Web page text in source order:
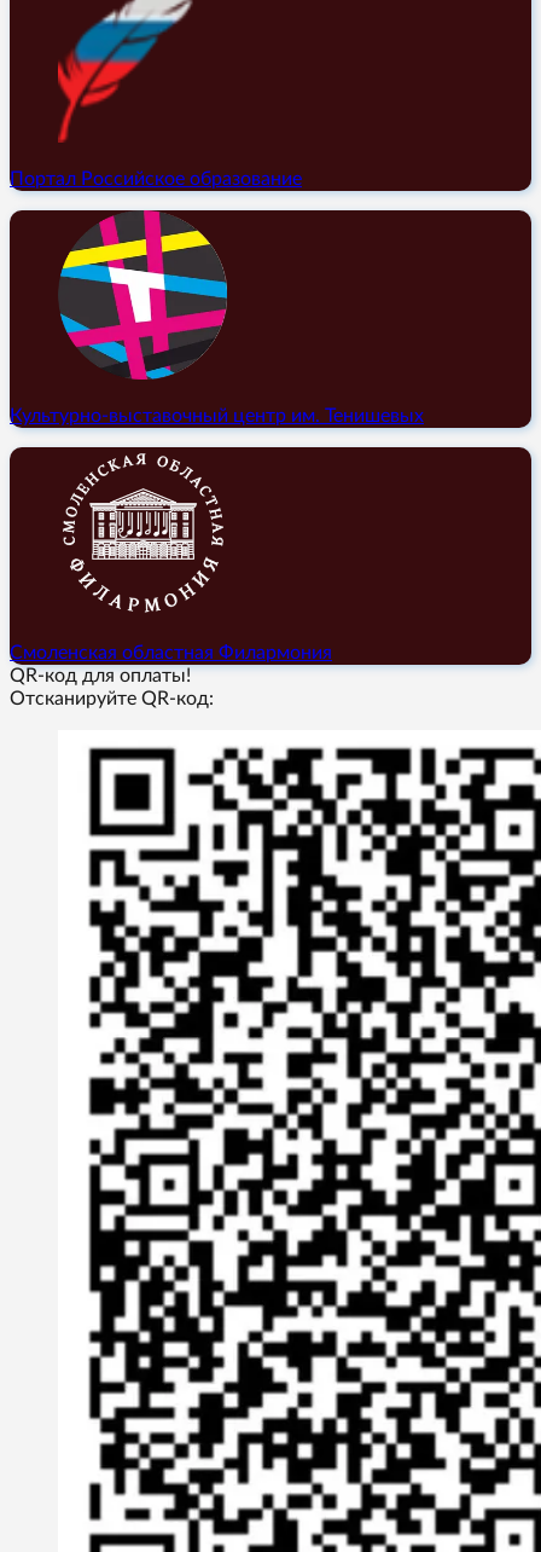
Портал Российское образование
Культурно-выставочный центр им. Тенишевых
Смоленская областная Филармония
QR-код для оплаты!
Отсканируйте QR-код: